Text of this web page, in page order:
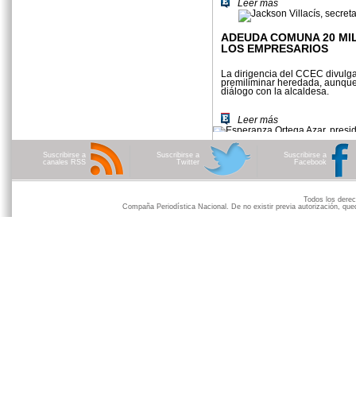
Leer más
ADEUDA COMUNA 20
LOS EMPRESARIOS
La dirigencia del CCEC
premiliminar heredada,
diálogo con la alcaldesa.
Leer más
Suscribirse a
canales RSS
Suscribirse a
Twitter
Suscribirse a
Facebook
Todos los
Compaña Periodística Nacional. De no existir previa autorización,